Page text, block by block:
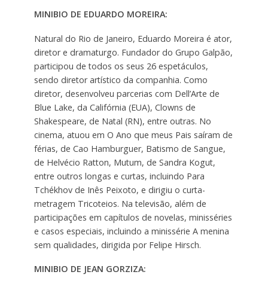
MINIBIO DE EDUARDO MOREIRA:
Natural do Rio de Janeiro, Eduardo Moreira é ator,
diretor e dramaturgo. Fundador do Grupo Galpão,
participou de todos os seus 26 espetáculos,
sendo diretor artístico da companhia. Como
diretor, desenvolveu parcerias com Dell’Arte de
Blue Lake, da Califórnia (EUA), Clowns de
Shakespeare, de Natal (RN), entre outras. No
cinema, atuou em O Ano que meus Pais saíram de
férias, de Cao Hamburguer, Batismo de Sangue,
de Helvécio Ratton, Mutum, de Sandra Kogut,
entre outros longas e curtas, incluindo Para
Tchékhov de Inês Peixoto, e dirigiu o curta-
metragem Tricoteios. Na televisão, além de
participações em capítulos de novelas, minisséries
e casos especiais, incluindo a minissérie A menina
sem qualidades, dirigida por Felipe Hirsch.
MINIBIO DE JEAN GORZIZA: